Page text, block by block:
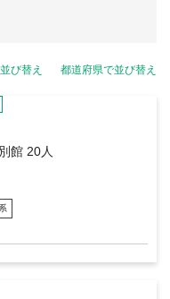
び替え 都道府県で並び替え
館 20人